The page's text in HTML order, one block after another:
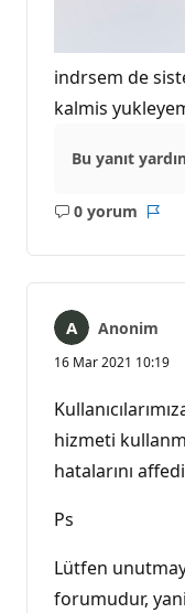
indrsem de
kalmis
Bu yanıt
0 yorum
Açıklama
Anonim
16 Mar 2021 10:19
hizmeti
hatalarını
Ps
Lütfen
forumudur,